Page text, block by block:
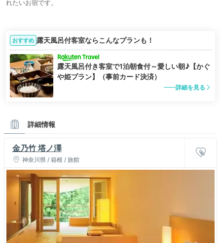
れたいお宿です。
おすすめ 露天風呂付客室ならこんなプランも！
露天風呂付き客室で1泊朝食付～愛しい朝♪【かぐ
や姫プラン】（事前カード決済）
詳細を見る
詳細情報
金乃竹 塔ノ澤
神奈川県 / 箱根 / 旅館